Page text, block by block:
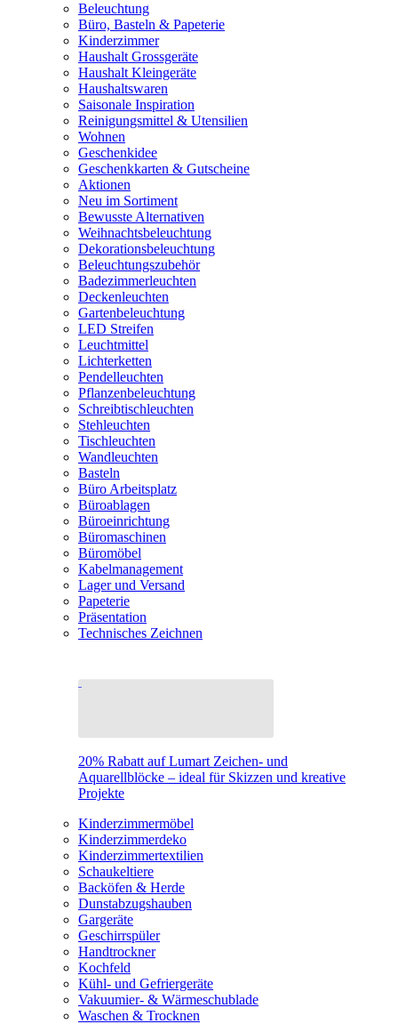
Beleuchtung
Büro, Basteln & Papeterie
Kinderzimmer
Haushalt Grossgeräte
Haushalt Kleingeräte
Haushaltswaren
Saisonale Inspiration
Reinigungsmittel & Utensilien
Wohnen
Geschenkidee
Geschenkkarten & Gutscheine
Aktionen
Neu im Sortiment
Bewusste Alternativen
Weihnachtsbeleuchtung
Dekorationsbeleuchtung
Beleuchtungszubehör
Badezimmerleuchten
Deckenleuchten
Gartenbeleuchtung
LED Streifen
Leuchtmittel
Lichterketten
Pendelleuchten
Pflanzenbeleuchtung
Schreibtischleuchten
Stehleuchten
Tischleuchten
Wandleuchten
Basteln
Büro Arbeitsplatz
Büroablagen
Büroeinrichtung
Büromaschinen
Büromöbel
Kabelmanagement
Lager und Versand
Papeterie
Präsentation
Technisches Zeichnen
20% Rabatt auf Lumart Zeichen- und
Aquarellblöcke – ideal für Skizzen und kreative
Projekte
Kinderzimmermöbel
Kinderzimmerdeko
Kinderzimmertextilien
Schaukeltiere
Backöfen & Herde
Dunstabzugshauben
Gargeräte
Geschirrspüler
Handtrockner
Kochfeld
Kühl- und Gefriergeräte
Vakuumier- & Wärmeschublade
Waschen & Trocknen